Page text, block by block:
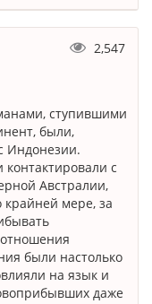
2,547
ступившими
были,
Индонезии.
контактировали с
Австралии,
крайней мере, за
были настолько
на язык и
даже